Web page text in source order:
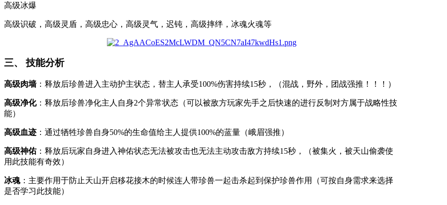
高级冰爆
高级识破，高级灵盾，高级忠心，高级灵气，迟钝，高级摔绊，冰魂火魂等
三、 技能分析
高级肉墙：释放后珍兽进入主动护主状态，替主人承受100%伤害持续15秒，（混战，野外，团战强推！！！）
高级净化：释放后珍兽净化主人自身2个异常状态（可以被敌方玩家先手之后快速的进行反制对方属于战略性技
能）
高级血迹 ：通过牺牲珍兽自身50%的生命值给主人提供100%的蓝量（峨眉强推）
高级神佑：释放后玩家自身进入神佑状态无法被攻击也无法主动攻击敌方持续15秒，（被集火，被天山偷袭使
用此技能有奇效）
冰魂：主要作用于防止天山开启移花接木的时候连人带珍兽一起击杀起到保护珍兽作用（可按自身需求来选择
是否学习此技能）